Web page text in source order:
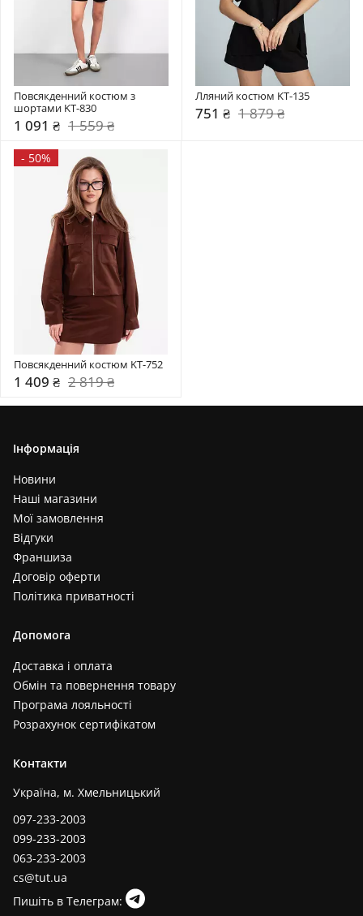
Повсякденний костюм з
шортами KT-830
1 091 ₴ 1 559 ₴
Лляний костюм KT-135
751 ₴ 1 879 ₴
- 50%
Повсякденний костюм KT-752
1 409 ₴ 2 819 ₴
Інформація
Новини
Наші магазини
Мої замовлення
Відгуки
Франшиза
Договір оферти
Політика приватності
Допомога
Доставка і оплата
Обмін та повернення товару
Програма лояльності
Розрахунок сертифікатом
Контакти
Україна, м. Хмельницький
097-233-2003
099-233-2003
063-233-2003
cs@tut.ua
Пишіть в Телеграм: